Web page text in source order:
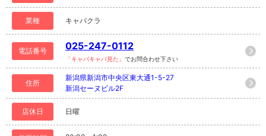
業種 キャバクラ
電話番号 025-247-0112
「キャバキャバ見た」 でお問合わせ下さい
住所
新潟県新潟市中央区東大通1-5-27
新潟セーヌビル2F
店休日 日曜